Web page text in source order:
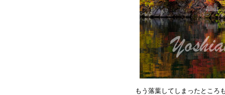
もう落葉してしまったところ